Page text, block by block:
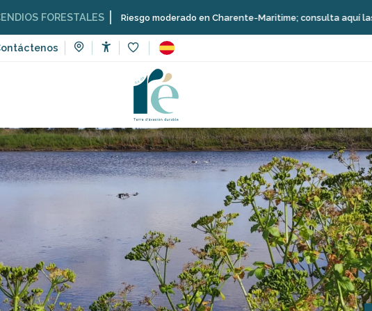
Riesgo moderado en Charente-Maritime; consulta aquí las